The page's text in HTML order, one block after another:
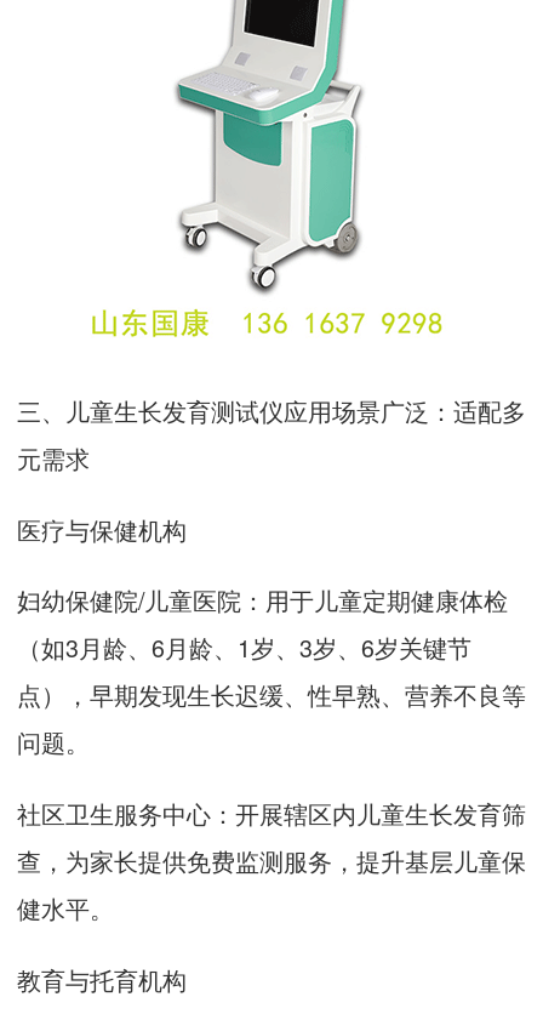
三、 儿童生长发育测试仪应用场景广泛：适配多
元需求
医疗与保健机构
妇幼保健院/儿童医院：用于儿童定期健康体检
（如3月龄、6月龄、1岁、3岁、6岁关键节
点），早期发现生长迟缓、性早熟、营养不良等
问题。
社区卫生服务中心：开展辖区内儿童生长发育筛
查，为家长提供免费监测服务，提升基层儿童保
健水平。
教育与托育机构